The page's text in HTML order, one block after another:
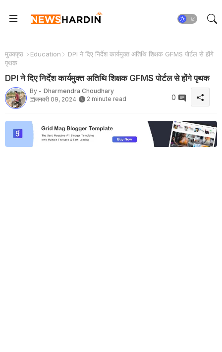
मुख्यपृष्ठ Education
DPI ने दिए निर्देश कार्यमुक्त अतिथि शिक्षक GFMS पोर्टल से होंगे
पृथक
DPI ने दिए निर्देश कार्यमुक्त अतिथि शिक्षक GFMS पोर्टल से होंगे पृथक
By - Dharmendra Choudhary
जनवरी 09, 2024
2 minute read 0